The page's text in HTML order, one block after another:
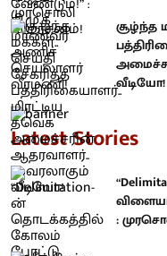
சூழ்ந்த
வீடியோ!
Latest Stories
: